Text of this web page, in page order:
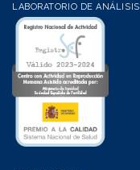
LABORATORIO DE ANÁLISIS